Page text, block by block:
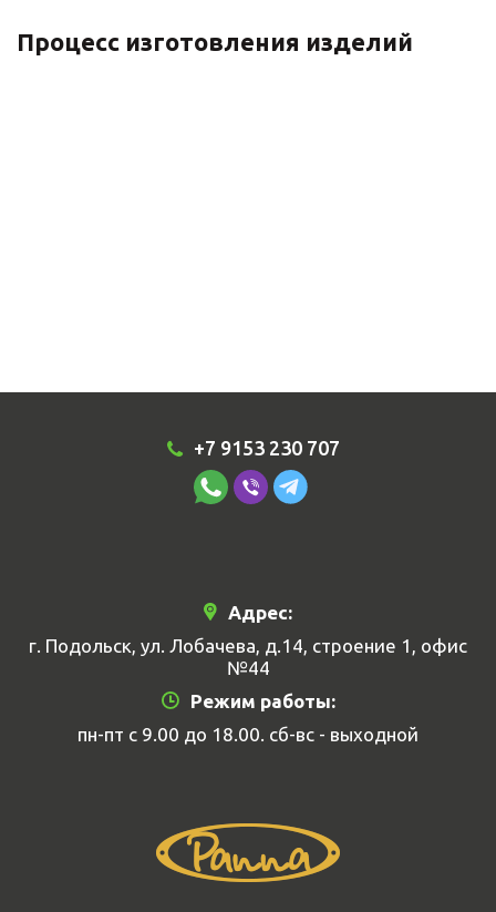
Процесс изготовления изделий
+7 9153 230 707
Адрес:
г. Подольск, ул. Лобачева, д.14, строение 1, офис
№44
Режим работы:
пн-пт с 9.00 до 18.00. сб-вс - выходной